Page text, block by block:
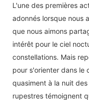
L'une des premières
adonnés lorsque nous
que nous aimons
intérêt pour le ciel
constellations. Mais
pour s'orienter dans le
quasiment à la nuit
rupestres témoignent